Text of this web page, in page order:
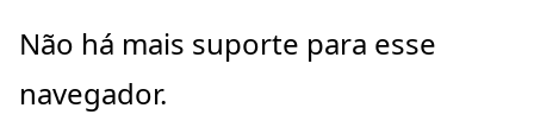
Pular
o
Não há mais suporte para esse
navegador.